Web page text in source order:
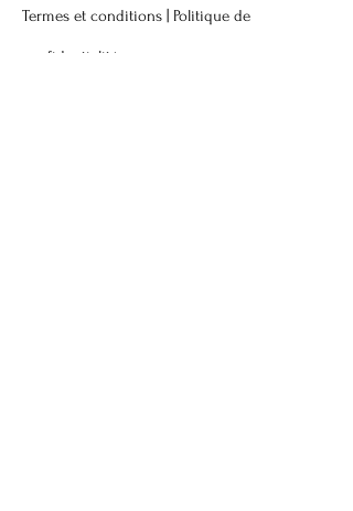
Termes et conditions | Politique de
confidentialité